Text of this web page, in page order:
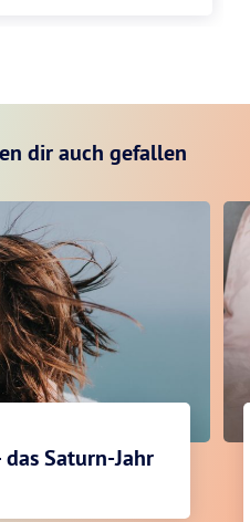
dir auch gefallen
das Saturn-Jahr